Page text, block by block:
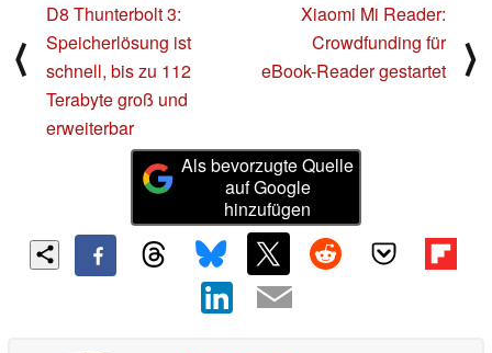
⟨
D8 Thunterbolt 3:
Speicherlösung ist
schnell, bis zu 112
Terabyte groß und
erweiterbar
Xiaomi Mi Reader:
Crowdfunding für
eBook-Reader gestartet
⟩
Als bevorzugte Quelle
auf Google
hinzufügen